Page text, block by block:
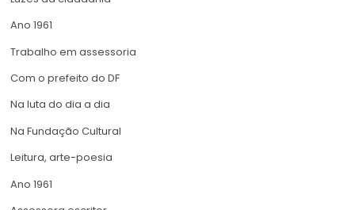
Ano 1961
Trabalho em assessoria
Com o prefeito do DF
Na luta do dia a dia
Na Fundação Cultural
Leitura, arte-poesia
Ano 1961